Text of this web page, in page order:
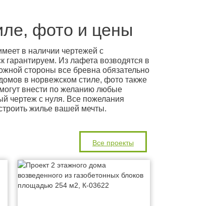
фото и цены
в наличии чертежей с
Из лафета возводятся в
стороны все бревна обязательно
в норвежском стиле, фото также
внести по желанию любые
чертеж с нуля. Все пожелания
жилье вашей мечты.
Все проекты